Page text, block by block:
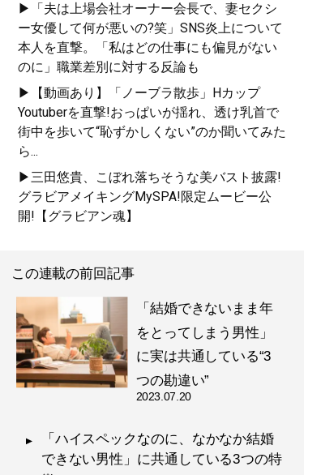
▶「夫は上場会社オーナー会長で、妻セクシ
ー女優して何が悪いの?笑」SNS炎上について
本人を直撃。「私はどの仕事にも偏見がない
のに」職業差別に対する反論も
▶【動画あり】「ノーブラ散歩」Hカップ
Youtuberを直撃!おっぱいが揺れ、透け乳首で
街中を歩いて“恥ずかしくない”のか聞いてみた
ら...
▶三田悠貴、こぼれ落ちそうな美バスト披露!
グラビアメイキングMySPA!限定ムービー公
開!【グラビアン魂】
この連載の前回記事
「結婚できないまま年
をとってしまう男性」
に実は共通している“3
つの勘違い”
2023.07.20
「ハイスペックなのに、なかなか結婚
できない男性」に共通している3つの特